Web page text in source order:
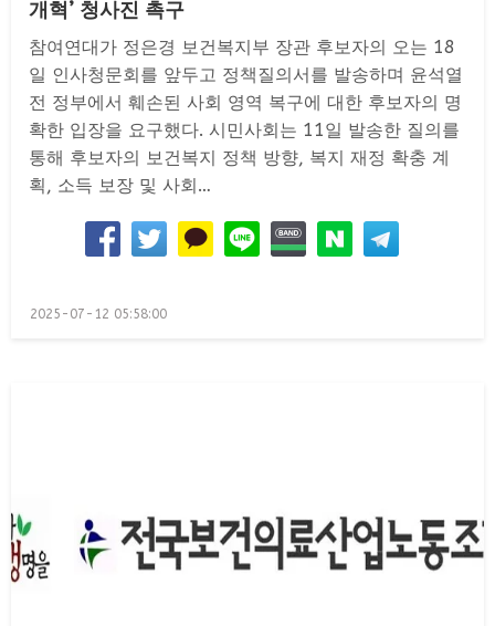
개혁’ 청사진 촉구
참여연대가 정은경 보건복지부 장관 후보자의 오는 18
일 인사청문회를 앞두고 정책질의서를 발송하며 윤석열
전 정부에서 훼손된 사회 영역 복구에 대한 후보자의 명
확한 입장을 요구했다. 시민사회는 11일 발송한 질의를
통해 후보자의 보건복지 정책 방향, 복지 재정 확충 계
획, 소득 보장 및 사회…
Posted
2025-07-12 05:58:00